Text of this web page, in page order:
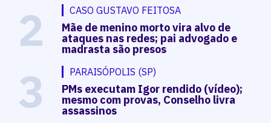
2 CASO GUSTAVO FEITOSA
Mãe de menino morto vira alvo de
ataques nas redes; pai advogado e
madrasta são presos
3 PARAISÓPOLIS (SP)
PMs executam Igor rendido (vídeo);
mesmo com provas, Conselho livra
assassinos